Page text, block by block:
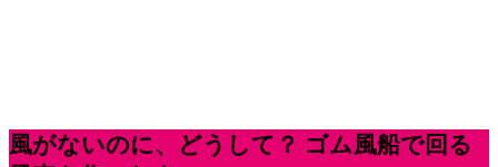
風がないのに、どうして？ ゴム風船で回る